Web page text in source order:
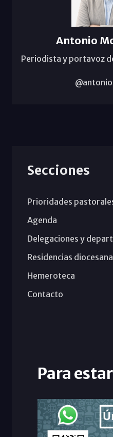
Antonio
Periodista y portavoz
Secciones
Prioridades
Agenda
Delegaciones y
Residencias
Hemeroteca
Contacto
Para